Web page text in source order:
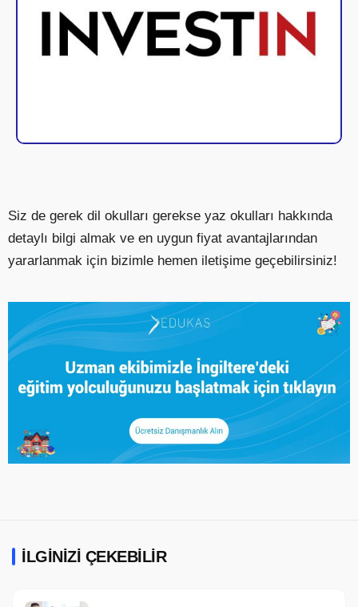
Siz de gerek dil okulları gerekse yaz okulları hakkında
detaylı bilgi almak ve en uygun fiyat avantajlarından
yararlanmak için bizimle hemen iletişime geçebilirsiniz!
İLGINIZI ÇEKEBILIR